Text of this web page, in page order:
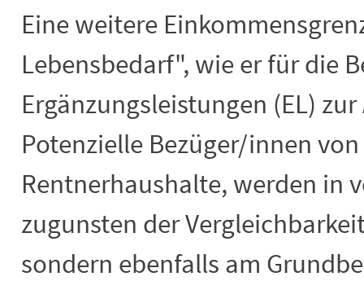
Eine weitere
Lebensbedarf", wie er für die
Ergänzungsleistungen (EL)
Potenzielle Bezüger/innen
Rentnerhaushalte, werden in
zugunsten der
sondern ebenfalls am